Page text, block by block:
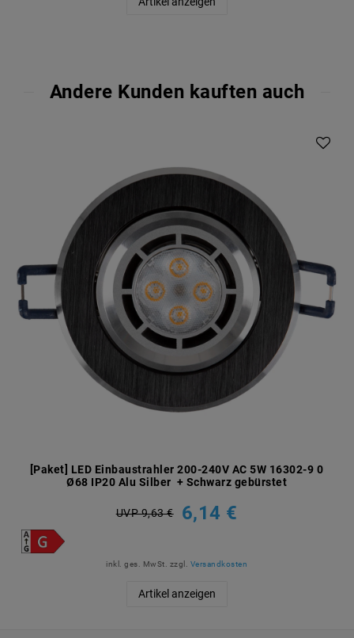
Andere Kunden kauften auch
[Paket] LED Einbaustrahler 200-240V AC 5W 16302-9 0
Ø68 IP20 Alu Silber + Schwarz gebürstet
UVP 9,63 € 6,14 €
inkl. ges. MwSt. zzgl. Versandkosten
Artikel anzeigen